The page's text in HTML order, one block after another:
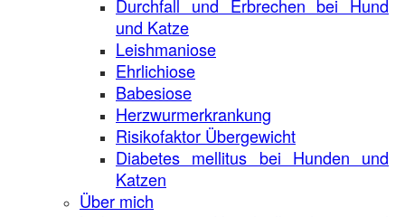
Durchfall und Erbrechen bei Hund
und Katze
Leishmaniose
Ehrlichiose
Babesiose
Herzwurmerkrankung
Risikofaktor Übergewicht
Diabetes mellitus bei Hunden und
Katzen
Über mich